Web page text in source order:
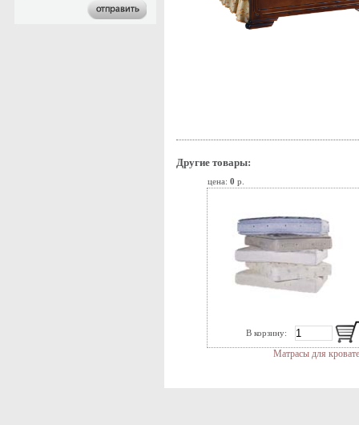
Другие товары:
цена: 0 р.
В корзину:
Матрасы для